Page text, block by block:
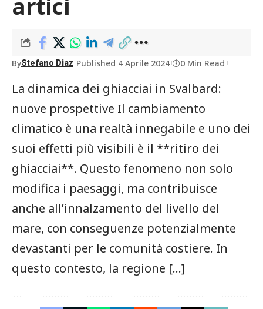
ByStefano Diaz Published 4 Aprile 2024 0 Min Read
La dinamica dei ghiacciai in Svalbard:
nuove prospettive Il cambiamento
climatico è una realtà innegabile e uno dei
suoi effetti più visibili è il **ritiro dei
ghiacciai**. Questo fenomeno non solo
modifica i paesaggi, ma contribuisce
anche all’innalzamento del livello del
mare, con conseguenze potenzialmente
devastanti per le comunità costiere. In
questo contesto, la regione […]